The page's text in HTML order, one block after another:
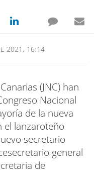
2021, 16:14
(JNC) han
Nacional
de la nueva
el lanzaroteño
secretario
general
de